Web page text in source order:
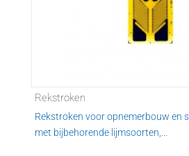
Rekstroken
Rekstroken voor opnemerbouw en
met bijbehorende lijmsoorten,...